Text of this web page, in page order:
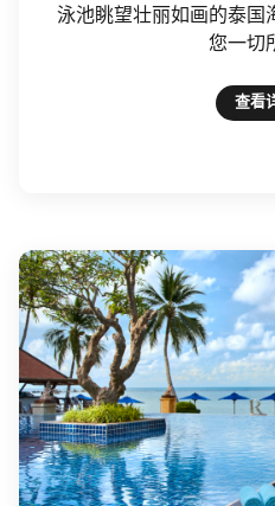
泳池眺望壮丽如画的泰国
您一切
查看